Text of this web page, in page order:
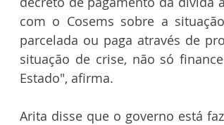
com o Cosems sobre a
parcelada ou paga através de
situação de crise, não só
Estado", afirma.
Arita disse que o governo está